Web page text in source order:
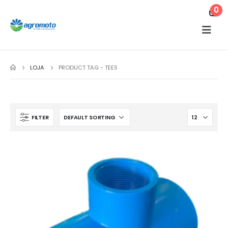
0
LOJA PRODUCT TAG -TEES
FILTER